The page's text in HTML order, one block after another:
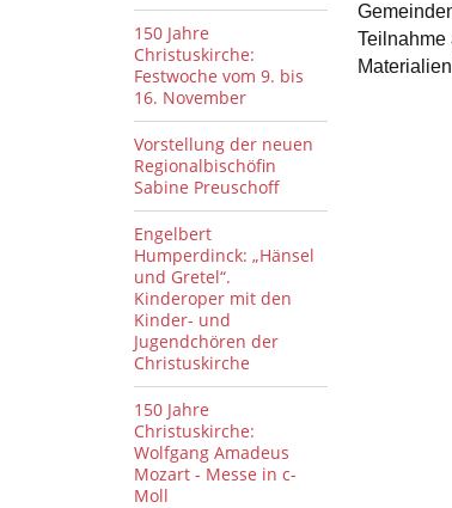
150 Jahre
Christuskirche:
Festwoche vom 9. bis
16. November
Vorstellung der neuen
Regionalbischöfin
Sabine Preuschoff
Engelbert
Humperdinck: „Hänsel
und Gretel“.
Kinderoper mit den
Kinder- und
Jugendchören der
Christuskirche
150 Jahre
Christuskirche:
Wolfgang Amadeus
Mozart - Messe in c-
Moll
Teilnahme